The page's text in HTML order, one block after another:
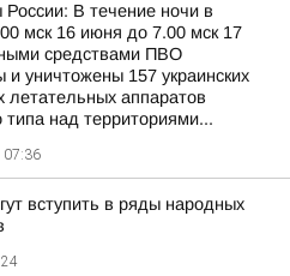
В течение ночи в
мск 16 июня до 7.00 мск 17
средствами ПВО
и уничтожены 157 украинских
летательных аппаратов
типа над территориями...
07:36
вступить в ряды народных